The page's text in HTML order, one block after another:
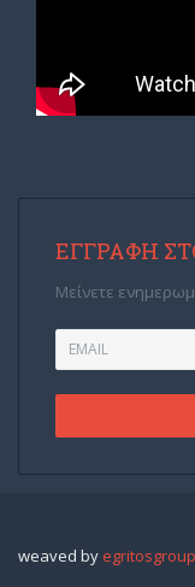
ΕΓΓΡΑΦΉ
Μείνετε
weaved by